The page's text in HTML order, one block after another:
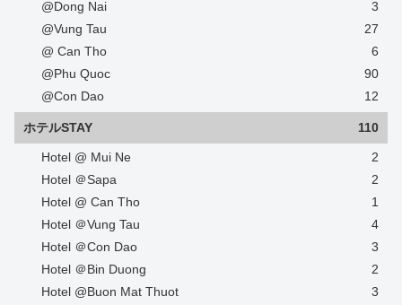
@Dong Nai
3
@Vung Tau
27
@ Can Tho
6
@Phu Quoc
90
@Con Dao
12
ホテルSTAY 110
Hotel @ Mui Ne
2
Hotel ＠Sapa
2
Hotel @ Can Tho
1
Hotel ＠Vung Tau
4
Hotel ＠Con Dao
3
Hotel ＠Bin Duong
2
Hotel @Buon Mat Thuot
3